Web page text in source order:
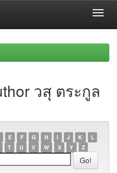
วสุ ตระกูล
E F G H I J K
L
T U V W X Y Z